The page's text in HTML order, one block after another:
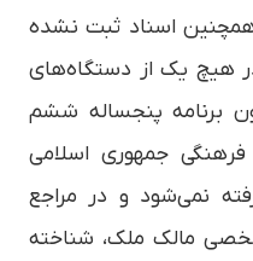
اسناد ثبت نشده
هیچ یک از دستگاه‌های
ماده (۲۹) قانون برنامه پنجساله ششم
جمهوری اسلامی
۱۳۹۵/۱۲/۱۴ پذیرفته نمی‌­شود و در مراجع
مالک ملک، شناخته